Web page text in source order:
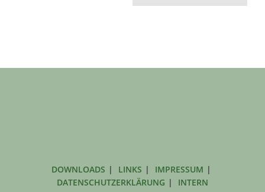
DOWNLOADS LINKS
IMPRESSUM
DATENSCHUTZERKLÄRUNG
INTERN